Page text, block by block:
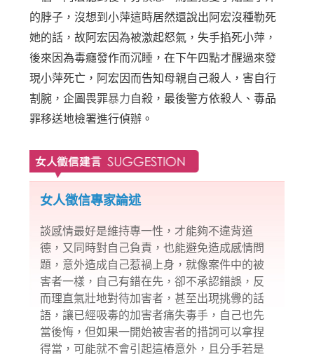
的脖子，沒想到小萍這時居然還說出阿宏沒種勒死
她的話，故阿宏因為被激起怒氣，失手掐死小萍，
後來因為毒癮發作而沉睡，在下午四點才醒過來發
現小萍死亡，阿宏因而告知母親自己殺人，害自行
割腕，企圖畏罪暴力自殺，最後警方依殺人、毒品
罪移送地檢署進行偵辦。
女人徵信專家論述
談感情最好是維持專一性，才能夠不違背道
德，又同時對自己負責，也能避免造成感情問
題 ，意外造成自己惹禍上身，就像案件中的被
害者一樣，自己有錯在先，卻不承認錯誤，反
而理直氣壯地對待加害者，甚至出現挑釁的話
語，讓已經吸毒的加害者痛失毒手，自己也先
當後悔，但如果一開始被害者的措詞可以拿捏
得當，可能就不會引起這樁意外，且分手若是